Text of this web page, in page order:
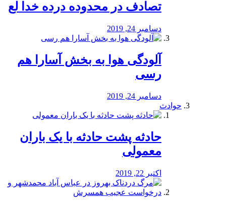
تصادف در محدوده درده خدا لع
دسامبر 24, 2019
آلودگی هوا به بخش آسارا هم
رسی
دسامبر 24, 2019
حوادث
️حادثه پشت حادثه با یک باران
معمولی
اکتبر 22, 2019